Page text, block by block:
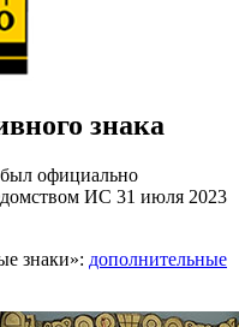
знака
официально
ИС 31 июля 2023
знаки»: дополнительные